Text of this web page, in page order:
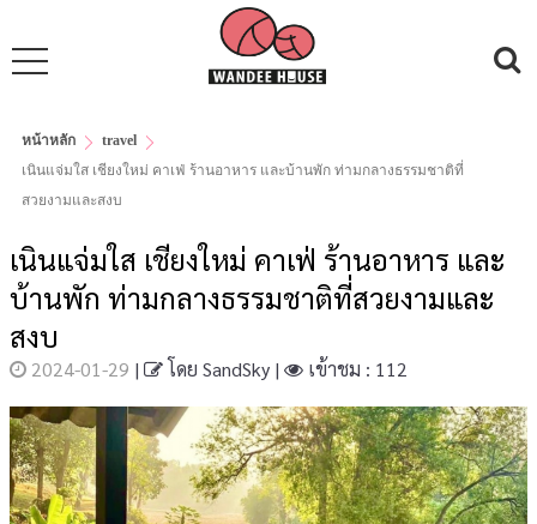
หน้าหลัก
travel
เนินแจ่มใส เชียงใหม่ คาเฟ่ ร้านอาหาร และบ้านพัก ท่ามกลางธรรมชาติที่
สวยงามและสงบ
เนินแจ่มใส เชียงใหม่ คาเฟ่ ร้านอาหาร และ
บ้านพัก ท่ามกลางธรรมชาติที่สวยงามและ
สงบ
2024-01-29 | โดย SandSky | เข้าชม : 112